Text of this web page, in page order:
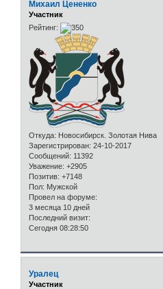
Михаил Цененко
Участник
Рейтинг:
Откуда: Новосибирск. Золотая Нива
Зарегистрирован: 24-10-2017
Сообщений: 11392
Уважение: +2905
Позитив: +7148
Пол: Мужской
Провел на форуме:
3 месяца 10 дней
Последний визит:
Сегодня 08:28:50
Уралец
Участник